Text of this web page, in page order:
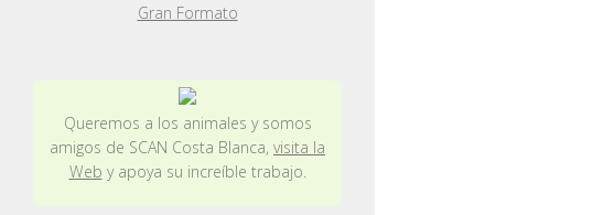
Gran Formato
Queremos a los animales y somos
amigos de SCAN Costa Blanca, visita la
Web y apoya su increíble trabajo.